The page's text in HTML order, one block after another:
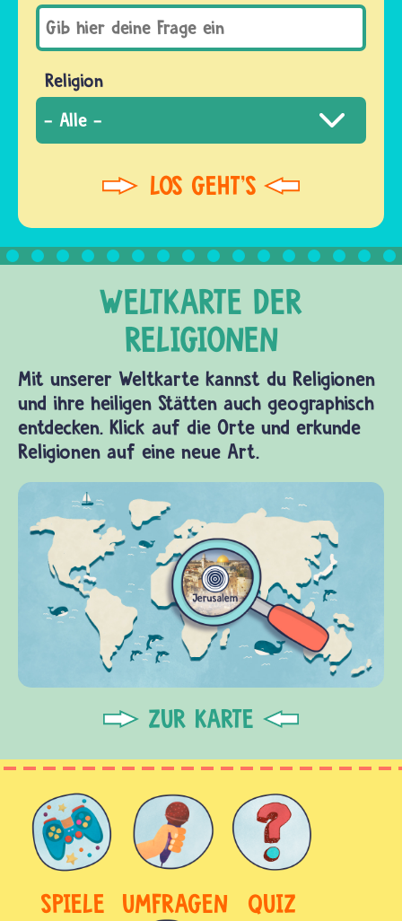
Religion
Mit unserer Weltkarte kannst du Religionen
und ihre heiligen Stätten auch geographisch
entdecken. Klick auf die Orte und erkunde
Religionen auf eine neue Art.
ZUR KARTE
SPIELE UMFRAGEN QUIZ